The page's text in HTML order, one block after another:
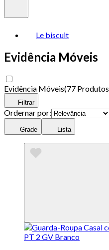
Le biscuit
Evidência Móveis
Evidência Móveis(77 Produtos
Filtrar
Ordernar por:
Grade Lista